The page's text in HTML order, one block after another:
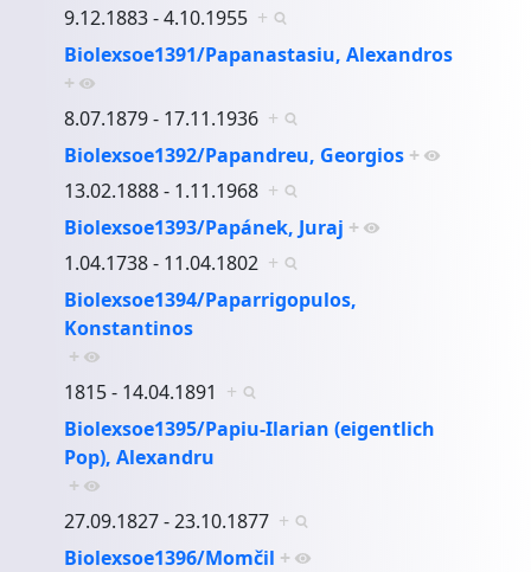
9.12.1883 - 4.10.1955 +
Biolexsoe1391/Papanastasiu, Alexandros
+
8.07.1879 - 17.11.1936 +
Biolexsoe1392/Papandreu, Georgios +
13.02.1888 - 1.11.1968 +
Biolexsoe1393/Papánek, Juraj +
1.04.1738 - 11.04.1802 +
Biolexsoe1394/Paparrigopulos,
Konstantinos
+
1815 - 14.04.1891 +
Biolexsoe1395/Papiu-Ilarian (eigentlich
Pop), Alexandru
+
27.09.1827 - 23.10.1877 +
Biolexsoe1396/Momčil +